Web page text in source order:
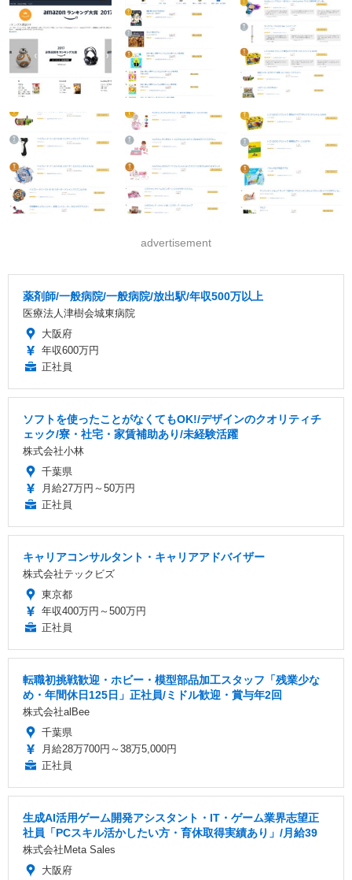
advertisement
薬剤師/一般病院/一般病院/放出駅/年収500万以上
医療法人津樹会城東病院
大阪府
年収600万円
正社員
ソフトを使ったことがなくてもOK!/デザインのクオリティチ
ェック/寮・社宅・家賃補助あり/未経験活躍
株式会社小林
千葉県
月給27万円～50万円
正社員
キャリアコンサルタント・キャリアアドバイザー
株式会社テックビズ
東京都
年収400万円～500万円
正社員
転職初挑戦歓迎・ホビー・模型部品加工スタッフ「残業少な
め・年間休日125日」正社員/ミドル歓迎・賞与年2回
株式会社alBee
千葉県
月給28万700円～38万5,000円
正社員
生成AI活用ゲーム開発アシスタント・IT・ゲーム業界志望正
社員「PCスキル活かしたい方・育休取得実績あり」/月給39
株式会社Meta Sales
大阪府